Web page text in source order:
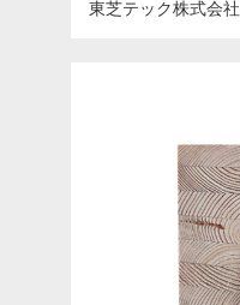
東芝テック株式会社